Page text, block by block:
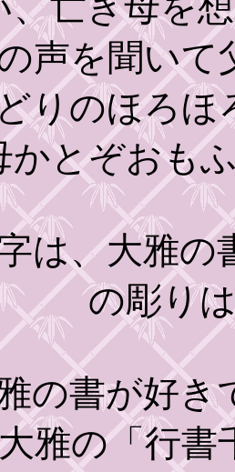
声を聞い
りのほろほ
かとぞおも
、大雅の
の彫り
書が好き
雅の「行書